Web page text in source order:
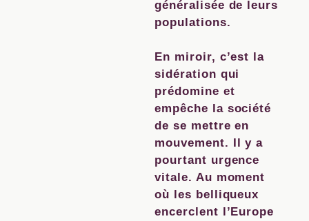
généralisée de leurs
populations.
En miroir, c’est la
sidération qui
prédomine et
empêche la société
de se mettre en
mouvement. Il y a
pourtant urgence
vitale. Au moment
où les belliqueux
encerclent l’Europe